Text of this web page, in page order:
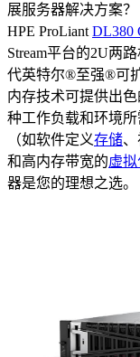
展服务器解决方案？
HPE ProLiant DL380
Stream平台的2U两
代英特尔®至强®可
内存技术可提供出
种工作负载和环境
（如软件定义存储
和高内存带宽的虚
器是您的理想之选。